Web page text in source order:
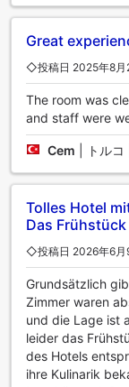
Great
◇投稿日 2025年8
The room was
and staff were
Cem トル
Tolles Hotel
Das Frühstück
◇投稿日 2026年6
Grundsätzlich
Zimmer waren
und die Lage ist
leider das
des Hotels
ihre Kulinarik